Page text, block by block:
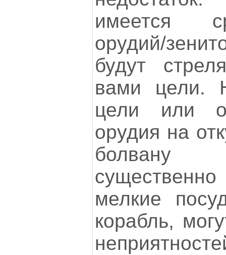
имеется
орудий/
будут
вами цели.
цели или
орудия на
болвану
мелкие
корабль,